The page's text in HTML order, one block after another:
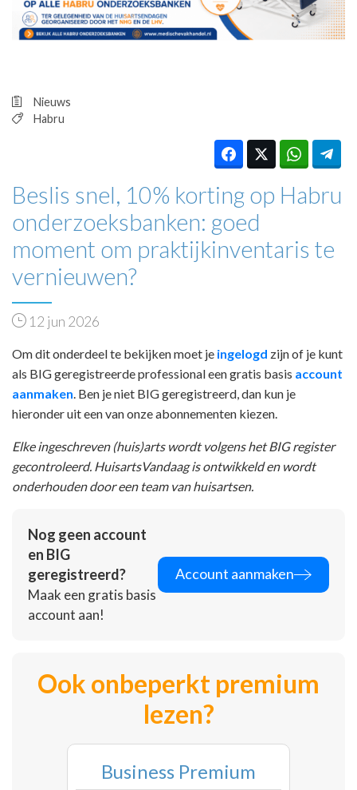
PRAKTIJKZAKEN
TARIEVEN
Nieuws
Habru
Beslis snel, 10% korting op Habru
onderzoeksbanken: goed
moment om praktijkinventaris te
vernieuwen?
12 jun 2026
Om dit onderdeel te bekijken moet je ingelogd zijn of je kunt
als BIG geregistreerde professional een gratis basis account
aanmaken. Ben je niet BIG geregistreerd, dan kun je
hieronder uit een van onze abonnementen kiezen.
Elke ingeschreven (huis)arts wordt volgens het BIG register
gecontroleerd. HuisartsVandaag is ontwikkeld en wordt
onderhouden door een team van huisartsen.
Nog geen account
en BIG
geregistreerd?
Maak een gratis basis
account aan!
Account aanmaken
Ook onbeperkt premium
lezen?
Business Premium